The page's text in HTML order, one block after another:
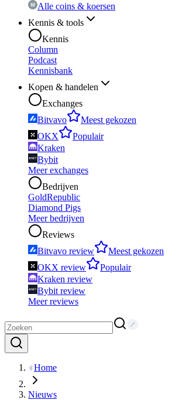
Alle coins & koersen
Kennis & tools
Kennis
Column
Podcast
Kennisbank
Kopen & handelen
Exchanges
Bitvavo
Meest gekozen
OKX
Populair
Kraken
Bybit
Meer exchanges
Bedrijven
GoldRepublic
Diamond Pigs
Meer bedrijven
Reviews
Bitvavo review
Meest gekozen
OKX review
Populair
Kraken review
Bybit review
Meer reviews
Home
Nieuws